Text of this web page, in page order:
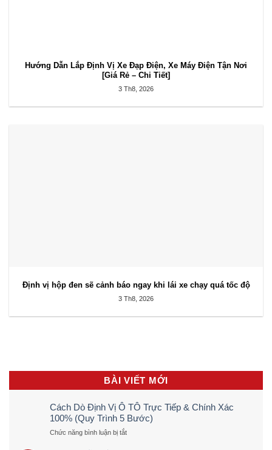
Hướng Dẫn Lắp Định Vị Xe Đạp Điện, Xe Máy Điện Tận Nơi
[Giá Rẻ – Chi Tiết]
3 Th8, 2026
Định vị hộp đen sẽ cảnh báo ngay khi lái xe chạy quá tốc độ
3 Th8, 2026
BÀI VIẾT MỚI
Cách Dò Định Vị Ô TÔ Trực Tiếp & Chính Xác
100% (Quy Trình 5 Bước)
Chức năng bình luận bị tắtở